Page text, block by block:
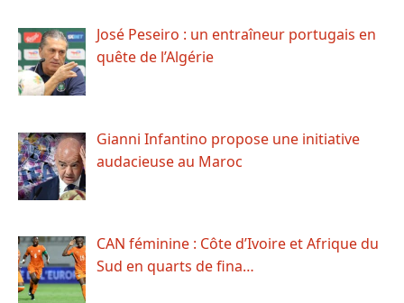
José Peseiro : un entraîneur portugais en
quête de l’Algérie
Gianni Infantino propose une initiative
audacieuse au Maroc
CAN féminine : Côte d’Ivoire et Afrique du
Sud en quarts de fina…